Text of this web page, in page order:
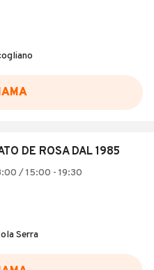
DE ROSA DAL 1985
/ 15:00 - 19:30
Serra